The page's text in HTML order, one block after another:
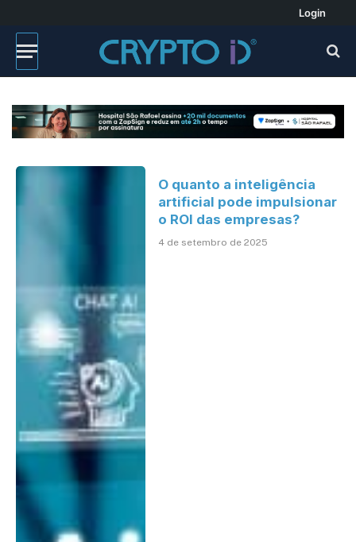
Login
O quanto a inteligência
artificial pode impulsionar
o ROI das empresas?
4 de setembro de 2025